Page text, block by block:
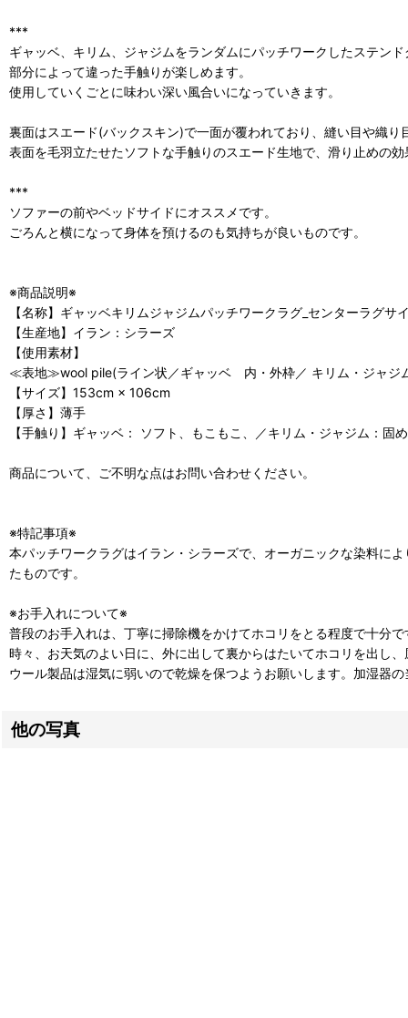
***
ギャッベ、キリム、ジャジムをランダムにパッチワークしたステン
部分によって違った手触りが楽しめます。
使用していくごとに味わい深い風合いになっていきます。
裏面はスエード(バックスキン)で一面が覆われており、縫い目や織り
表面を毛羽立たせたソフトな手触りのスエード生地で、滑り止めの
***
ソファーの前やベッドサイドにオススメです。
ごろんと横になって身体を預けるのも気持ちが良いものです。
※商品説明※
【名称】ギャッベキリムジャジムパッチワークラグ_センターラグサ
【生産地】イラン：シラーズ
【使用素材】
≪表地≫wool pile(ライン状／ギャッベ 内・外枠／ キリム・ジャ
【サイズ】153cm × 106cm
【厚さ】薄手
【手触り】ギャッベ： ソフト、もこもこ、／キリム・ジャジム：固
商品について、ご不明な点はお問い合わせください。
※特記事項※
本パッチワークラグはイラン・シラーズで、オーガニックな染料に
たものです。
※お手入れについて※
普段のお手入れは、丁寧に掃除機をかけてホコリをとる程度で十分で
時々、お天気のよい日に、外に出して裏からはたいてホコリを出し
ウール製品は湿気に弱いので乾燥を保つようお願いします。加湿器
他の写真